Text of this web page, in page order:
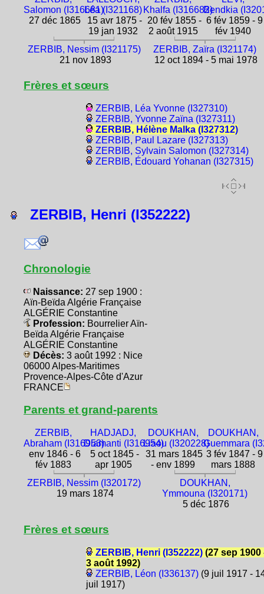
Salomon (I316681)
27 déc 1865
Léa (I321168)
15 avr 1875 -
19 jan 1932
Khalfa (I316682)
20 fév 1855 -
2 août 1915
Bendkia
6 fév 1859 - 9
fév 1940
ZERBIB, Nessim (I321175)
21 nov 1893
ZERBIB, Zaïra (I321174)
12 oct 1894 - 5 mai 1978
Frères et sœurs
ZERBIB, Léa Yvonne (I327310)
ZERBIB, Yvonne Zaïna (I327311)
ZERBIB, Hélène Malka (I327312)
ZERBIB, Paul Lazare (I327313)
ZERBIB, Sylvain Salomon (I327314)
ZERBIB, Édouard Yohanan (I327315)
ZERBIB, Henri (I352222)
Chronologie
Naissance: 27 sep 1900 :
Aïn-Beïda Algérie Française
ALGÉRIE Constantine
Profession: Bourrelier Aïn-
Beïda Algérie Française
ALGÉRIE Constantine
Décès: 3 août 1992 : Nice
06000 Alpes-Maritimes
Provence-Alpes-Côte d'Azur
FRANCE
Parents et grand-parents
ZERBIB,
Abraham (I316953)
env 1846 - 6
fév 1883
HADJADJ,
Diamanti (I316954)
5 oct 1845 -
apr 1905
DOUKHAN,
Liaou (I320228)
31 mars 1845
- env 1899
DOUKHAN,
Guemmara
3 fév 1847 - 9
mars 1888
ZERBIB, Nessim (I320172)
19 mars 1874
DOUKHAN,
Ymmouna (I320171)
5 déc 1876
Frères et sœurs
ZERBIB, Henri (I352222)(27 sep 1900
3 août 1992)
ZERBIB, Léon (I336137)(9 juil 1917 -
juil 1917)